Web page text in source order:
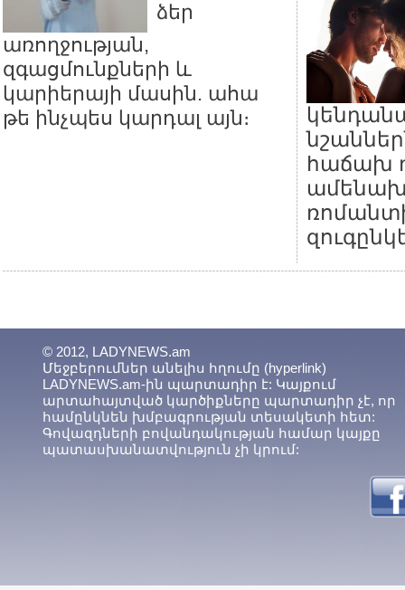
ձեր
առողջության,
զգացմունքների և
կարիերայի մասին. ահա
թե ինչպես կարդալ այն։
հաճախ
© 2012, LADYNEWS.am
Մեջբերումներ անելիս հղումը (hyperlink)
LADYNEWS.am-ին պարտադիր է: Կայքում
արտահայտված կարծիքները պարտադիր չէ, որ
համընկնեն խմբագրության տեսակետի հետ:
Գովազդների բովանդակության համար կայքը
պատասխանատվություն չի կրում: